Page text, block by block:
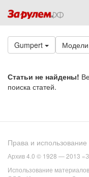
Gumpert Модели
Статьи не найдены!
поиска статей.
Права и использование
Архив 4.0 © 1928 — 2013
Использование